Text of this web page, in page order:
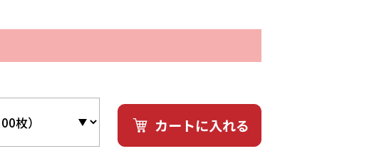
カートに入れる